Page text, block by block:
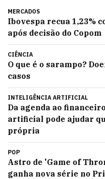
MERCADOS
Ibovespa recua 1,23%
após decisão do Copom
CIÊNCIA
O que é o sarampo?
casos
INTELIGÊNCIA ARTIFICIAL
Da agenda ao
artificial pode ajudar
própria
POP
Astro de 'Game of
ganha nova série no